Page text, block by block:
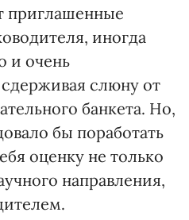
приглашенные
иногда
и очень
слюну от
банкета. Но,
бы поработать
оценку не только
направления,